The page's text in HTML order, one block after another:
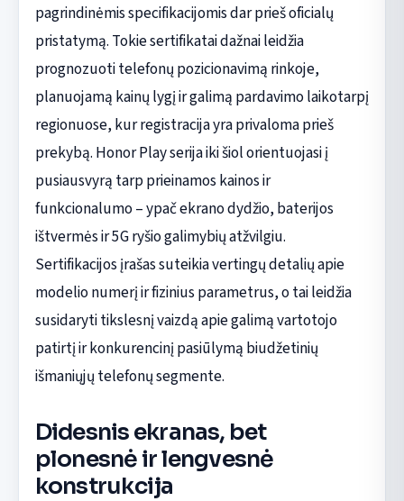
pagrindinėmis specifikacijomis dar prieš oficialų
pristatymą. Tokie sertifikatai dažnai leidžia
prognozuoti telefonų pozicionavimą rinkoje,
planuojamą kainų lygį ir galimą pardavimo laikotarpį
regionuose, kur registracija yra privaloma prieš
prekybą. Honor Play serija iki šiol orientuojasi į
pusiausvyrą tarp prieinamos kainos ir
funkcionalumo – ypač ekrano dydžio, baterijos
ištvermės ir 5G ryšio galimybių atžvilgiu.
Sertifikacijos įrašas suteikia vertingų detalių apie
modelio numerį ir fizinius parametrus, o tai leidžia
susidaryti tikslesnį vaizdą apie galimą vartotojo
patirtį ir konkurencinį pasiūlymą biudžetinių
išmaniųjų telefonų segmente.
Didesnis ekranas, bet
plonesnė ir lengvesnė
konstrukcija